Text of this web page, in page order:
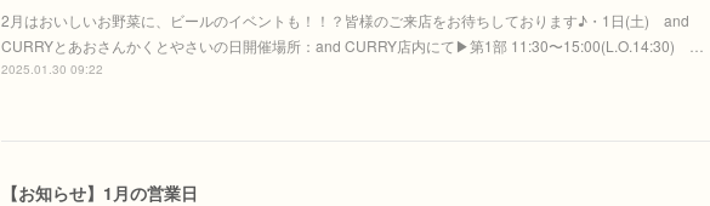
2月はおいしいお野菜に、ビールのイベントも！！？皆様のご来店をお待ちしております♪・1日(土) and
CURRYとあおさんかくとやさいの日開催場所：and CURRY店内にて▶︎第1部 11:30〜15:00(L.O.14:30) …
2025.01.30 09:22
【お知らせ】1月の営業日